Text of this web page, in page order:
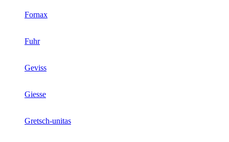
Fornax
Fuhr
Geviss
Giesse
Gretsch-unitas